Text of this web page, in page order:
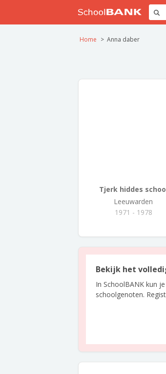
Home Anna daber
Tjerk hiddes
Leeuwarden
1971 - 1978
Bekijk het
In SchoolBANK kun je
schoolgenoten.